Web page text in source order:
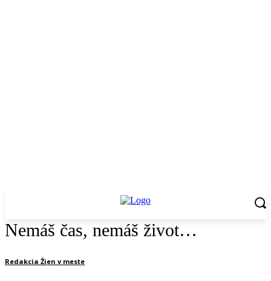
Nemáš čas, nemáš život…
Redakcia Žien v meste